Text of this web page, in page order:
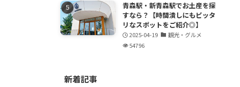
青森駅・新青森駅でお土産を探
すなら？【時間潰しにもピッタ
リなスポットをご紹介◎】
2025-04-19
観光・グルメ
54796
新着記事